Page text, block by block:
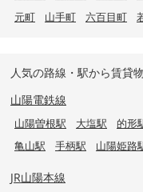
元町
山手町 六百目町
人気の路線・駅から賃貸
山陽電鉄線
山陽曽根駅 大塩駅 的形
亀山駅
手柄駅 山陽姫路
JR山陽本線